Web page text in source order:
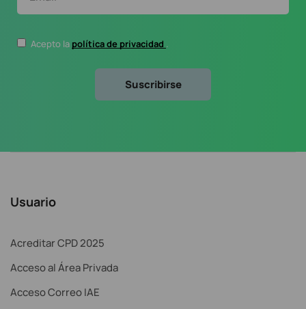
Acepto la política de privacidad .
Usuario
Acreditar CPD 2025
Acceso al Área Privada
Acceso Correo IAE